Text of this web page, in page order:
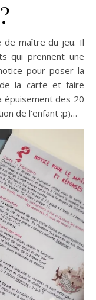
de maître du jeu. Il
qui prennent une
pour poser la
la carte et faire
épuisement des 20
de l’enfant ;p)…